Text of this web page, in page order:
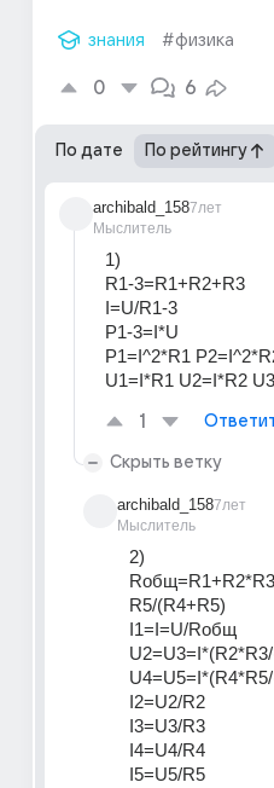
знания #физика
0 6
По дате По рейтингу
archibald_158
Мыслитель
7лет
1)
R1-3=R1+R2+R3
I=U/R1-3
P1-3=I*U
P1=I^2*R1
U1=I*R1 U2=I*R2
1
Скрыть ветку
archibald_158
Мыслитель
7лет
2)
R5/(R4+R5)
I1=I=U/Rобщ
I2=U2/R2
I3=U3/R3
I4=U4/R4
I5=U5/R5